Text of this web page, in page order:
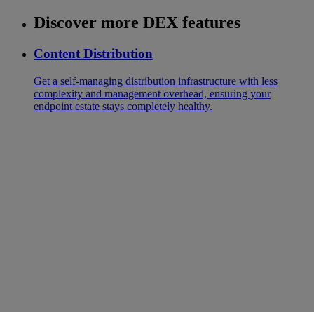
Discover more DEX features
Content Distribution
Get a self-managing distribution infrastructure with less
complexity and management overhead, ensuring your
endpoint estate stays completely healthy.